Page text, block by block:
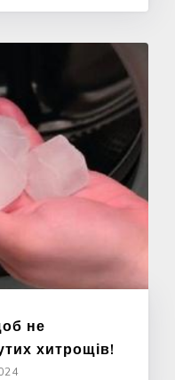
не
хитрощів!